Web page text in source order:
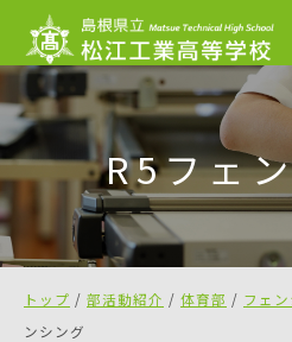
このページの本文へ
R5フェ
現
在
トップ / 部活動紹介 / 体育部 / フェ
ンシング